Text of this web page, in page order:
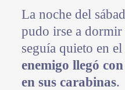
La noche del
pudo irse a
seguía quieto en
enemigo llegó
en sus carabinas.